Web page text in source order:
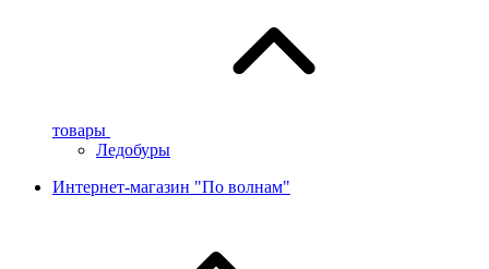
товары
Ледобуры
Интернет-магазин "По волнам"